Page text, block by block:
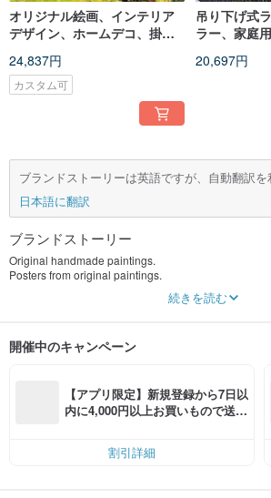
オリジナル絵画、インテリア
デザイン、ホームデコ、掛け
24,837円
カスタム可
吊り下げ式
ラー、家庭
20,697円
ブランドストーリーは英語ですが、自動翻訳を
日本語に翻訳
ブランドストーリー
Original handmade paintings.
Posters from original paintings.
Paintings for the interior, decorate your home.
Acrylic, watercolor, paper, canvas.続きを読む
開催中のキャンペーン
【アプリ限定】新規登録から7日以
内に4,000円以上お買いもので送料
割引詳細